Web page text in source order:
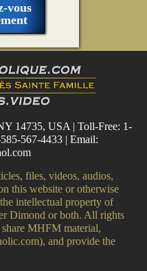
vous
14735, USA | Toll-Free: 1-
567-4433 | Email:
files, videos, audios,
this website or otherwise
intellectual property of
Dimond or both. All rights
share MHFM material,
and provide the